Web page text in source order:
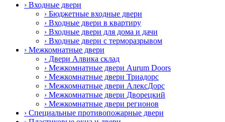
› Входные двери
› Бюджетные входные двери
› Входные двери в квартиру
› Входные двери для дома и дачи
› Входные двери с терморазрывом
› Межкомнатные двери
› Двери Алвика склад
› Межкомнатные двери Aurum Doors
› Межкомнатные двери Триадорс
› Межкомнатные двери АлексДорс
› Межкомнатные двери Дворецкий
› Межкомнатные двери регионов
› Специальные противопожарные двери